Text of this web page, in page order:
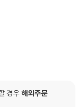
경우 해외주문